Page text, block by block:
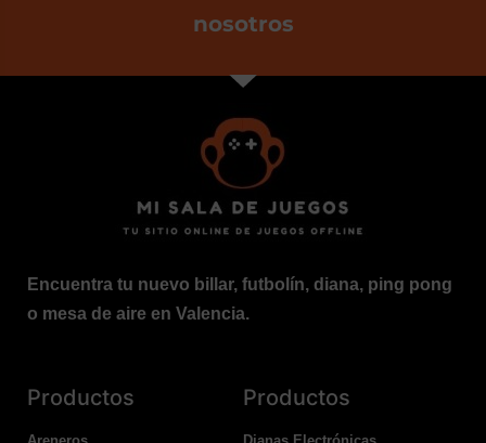
nosotros
Encuentra tu nuevo billar, futbolín, diana, ping pong
o mesa de aire en Valencia.
Productos Productos